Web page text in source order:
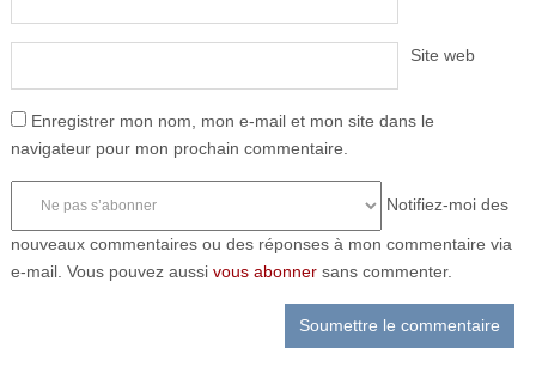
Site web
Enregistrer mon nom, mon e-mail et mon site dans le
navigateur pour mon prochain commentaire.
Notifiez-moi des
nouveaux commentaires ou des réponses à mon commentaire via
e-mail. Vous pouvez aussi vous abonnersans commenter.